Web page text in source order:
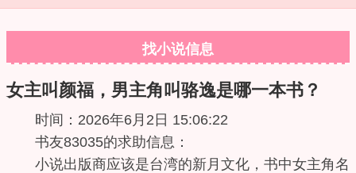
找小说信息
女主叫颜福，男主角叫骆逸是哪一本书？
时间：2026年6月2日 15:06:22
书友83035的求助信息：
小说出版商应该是台湾的新月文化，书中女主角名